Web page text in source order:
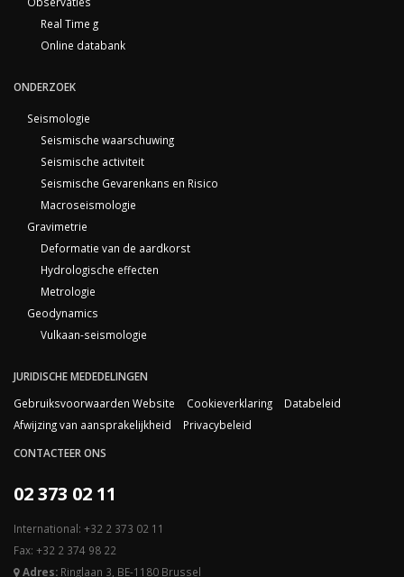
Real Time g
Online databank
ONDERZOEK
Seismologie
Seismische waarschuwing
Seismische activiteit
Seismische Gevarenkans en Risico
Macroseismologie
Gravimetrie
Deformatie van de aardkorst
Hydrologische effecten
Metrologie
Geodynamics
Vulkaan-seismologie
JURIDISCHE MEDEDELINGEN
Gebruiksvoorwaarden Website
Cookieverklaring
Databeleid
Afwijzing van aansprakelijkheid
Privacybeleid
CONTACTEER ONS
02 373 02 11
International: +32 2 373 02 11
Fax: +32 2 374 98 22
Adres: Ringlaan 3, BE-1180 Brussel